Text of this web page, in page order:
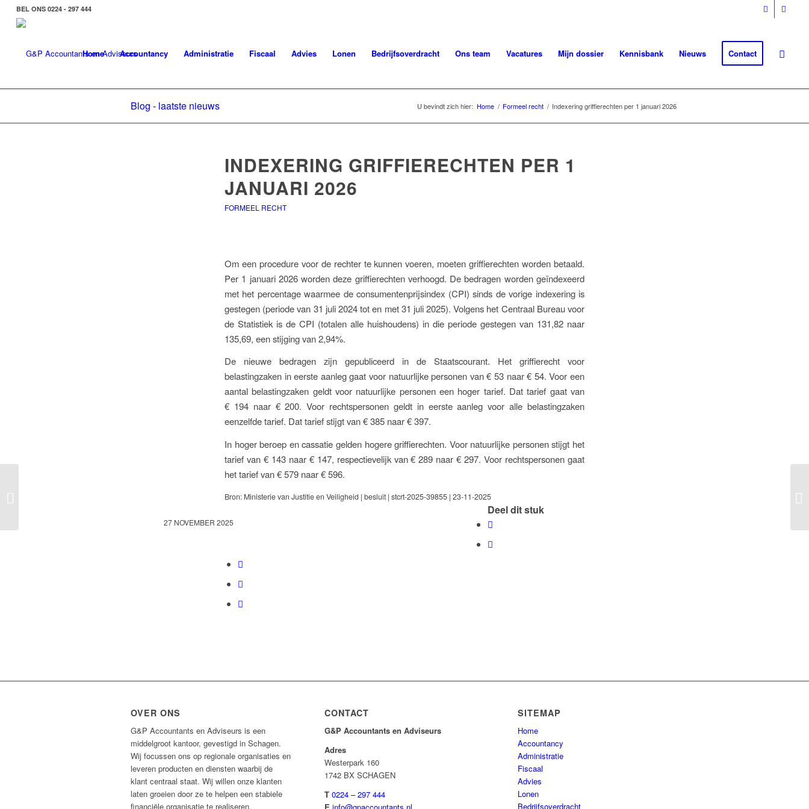
BEL ONS 0224 - 297 444
Home Accountancy Administratie Fiscaal Advies Lonen Bedrijfsoverdracht Ons team Vacatures Mijn dossier Kennisbank Nieuws Contact
Blog - laatste nieuws U bevindt zich hier: Home / Formeel recht / Indexering griffierechten per 1 januari 2026
INDEXERING GRIFFIERECHTEN PER 1
JANUARI 2026
FORMEEL RECHT
Om een procedure voor de rechter te kunnen voeren, moeten griffierechten worden betaald.
Per 1 januari 2026 worden deze griffierechten verhoogd. De bedragen worden geïndexeerd
met het percentage waarmee de consumentenprijsindex (CPI) sinds de vorige indexering is
gestegen (periode van 31 juli 2024 tot en met 31 juli 2025). Volgens het Centraal Bureau voor
de Statistiek is de CPI (totalen alle huishoudens) in die periode gestegen van 131,82 naar
135,69, een stijging van 2,94%.
De nieuwe bedragen zijn gepubliceerd in de Staatscourant. Het griffierecht voor
belastingzaken in eerste aanleg gaat voor natuurlijke personen van € 53 naar € 54. Voor een
aantal belastingzaken geldt voor natuurlijke personen een hoger tarief. Dat tarief gaat van
€ 194 naar € 200. Voor rechtspersonen geldt in eerste aanleg voor alle belastingzaken
eenzelfde tarief. Dat tarief stijgt van € 385 naar € 397.
In hoger beroep en cassatie gelden hogere griffierechten. Voor natuurlijke personen stijgt het
tarief van € 143 naar € 147, respectievelijk van € 289 naar € 297. Voor rechtspersonen gaat
het tarief van € 579 naar € 596.
Bron: Ministerie van Justitie en Veiligheid | besluit | stcrt-2025-39855 | 23-11-2025
27 NOVEMBER 2025
Deel dit stuk
OVER ONS
G&P Accountants en Adviseurs is een
middelgroot kantoor, gevestigd in Schagen.
Wij focussen ons op regionale organisaties en
leveren producten en diensten waarbij de
klant centraal staat. Wij willen onze klanten
laten groeien door ze te helpen een stabiele
financiële organisatie te realiseren.
CONTACT
G&P Accountants en Adviseurs
Adres
Westerpark 160
1742 BX SCHAGEN
T 0224 – 297 444
SITEMAP
Home
Accountancy
Administratie
Fiscaal
Advies
Lonen
Bedrijfsoverdracht